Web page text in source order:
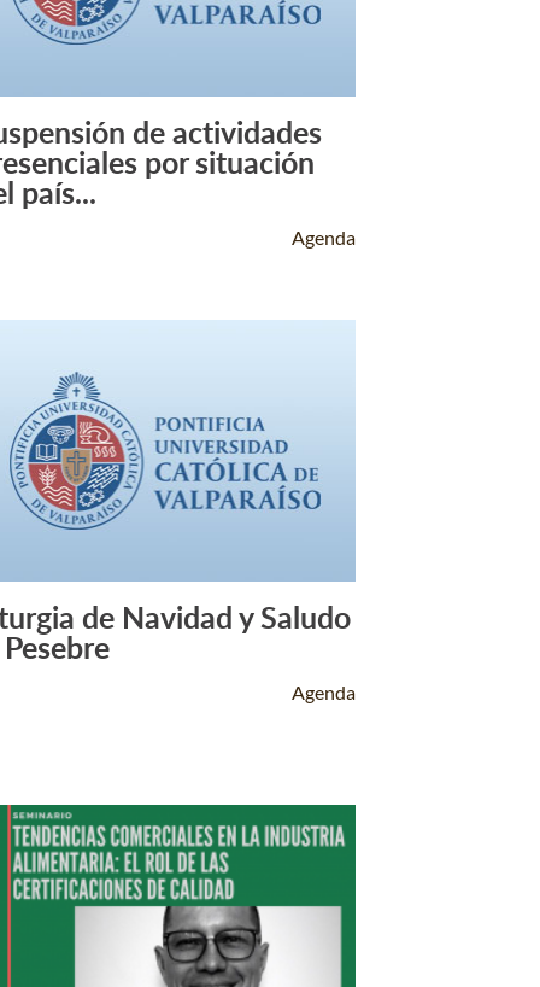
Leer Más +
de actividades
por situación
país...
Agenda
Leer Más +
de Navidad y Saludo
Agenda